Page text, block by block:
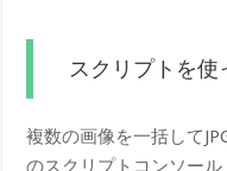
スクリプトを使
複数の画像を一括して
のスクリプトコンソー